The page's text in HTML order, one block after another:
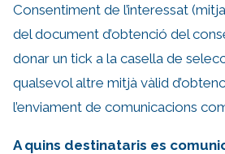
Consentiment de l’interessat
del document d’obtenció del
donar un tick a la casella de
qualsevol altre mitjà vàlid
l’enviament de comunicacions
A quins destinataris es